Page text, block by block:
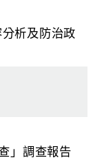
析及防治政
」調查報告